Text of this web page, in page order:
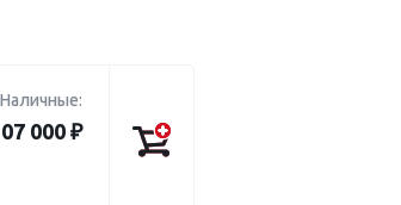
Наличные:
000 ₽